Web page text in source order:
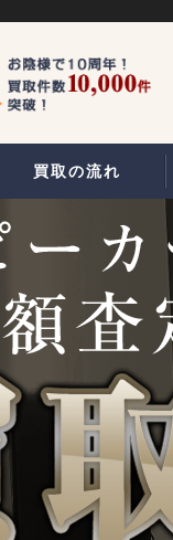
買取の流れ